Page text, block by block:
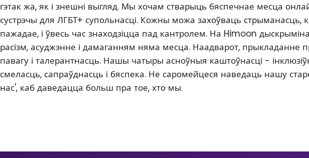
гэтак жа, як і знешні выгляд. Мы хочам стварыць бяспечнае месца
сустрэчы для ЛГБТ+ супольнасці. Кожны можа захоўваць стрыманасць,
пажадае, і ўвесь час знаходзіцца пад кантролем. На Himoon
расізм, асуджэнне і дамаганням няма месца. Наадварот, прыкладанне
павагу і талерантнасць. Нашы чатыры асноўныя каштоўнасці -
смеласць, сапраўднасць і бяспека. Не саромейцеся наведаць нашу
нас', каб даведацца больш пра тое, хто мы.